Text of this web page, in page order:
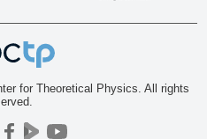
for Theoretical Physics. All rights